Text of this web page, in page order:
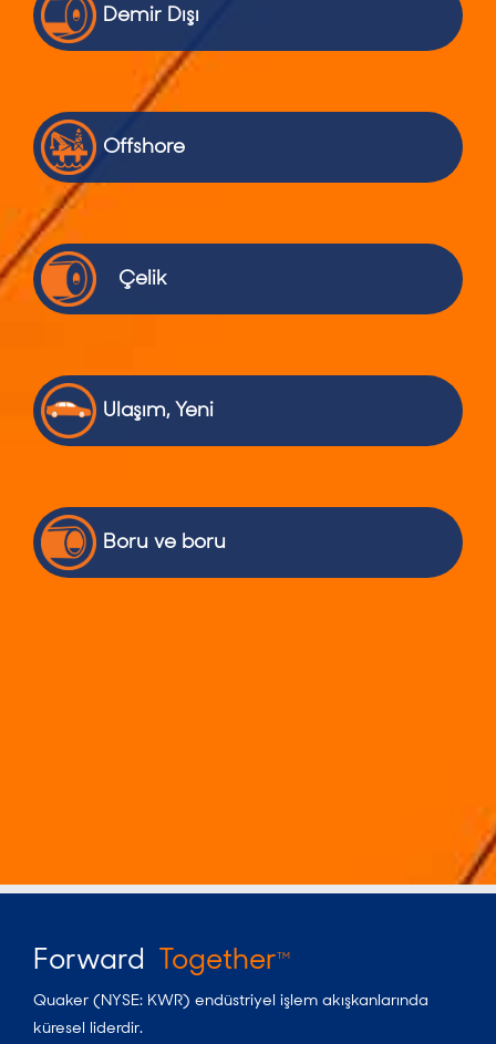
Demir Dışı
Offshore
Çelik
Ulaşım, Yeni
Boru ve boru
Forward TogetherTM
Quaker (NYSE: KWR) endüstriyel işlem akışkanlarında
küresel liderdir.